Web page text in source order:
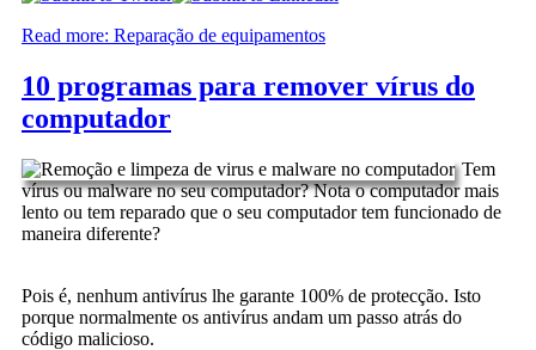
Read more: Reparação de equipamentos
10 programas para remover vírus do
computador
Tem
vírus ou malware no seu computador? Nota o computador mais
lento ou tem reparado que o seu computador tem funcionado de
maneira diferente?
Pois é, nenhum antivírus lhe garante 100% de protecção. Isto
porque normalmente os antivírus andam um passo atrás do
código malicioso.